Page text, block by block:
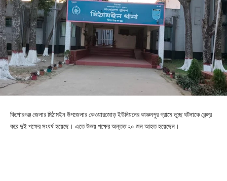
কিশোরগঞ্জ জেলার মিঠামইন উপজেলার কেওয়ারজোড় ইউনিয়নের কাঞ্চনপুর গ্রামে তুচ্ছ ঘটনাকে কেন্দ্র
করে দুই পক্ষের সংঘর্ষ হয়েছে। এতে উভয় পক্ষের অন্তত ২০ জন আহত হয়েছেন।